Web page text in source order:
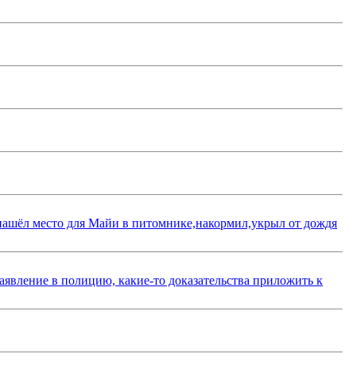
место для Майи в питомнике,накормил,укрыл от дождя
в полицию, какие-то доказательства приложить к